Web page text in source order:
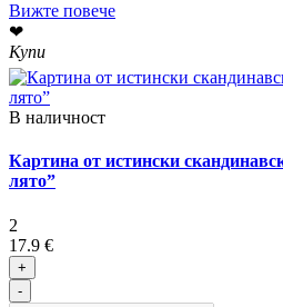
Вижте повече
❤
Купи
В наличност
Картина от истински
лято”
2
17.9 €
+
-